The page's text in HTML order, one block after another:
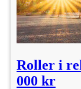
Roller i
000 kr